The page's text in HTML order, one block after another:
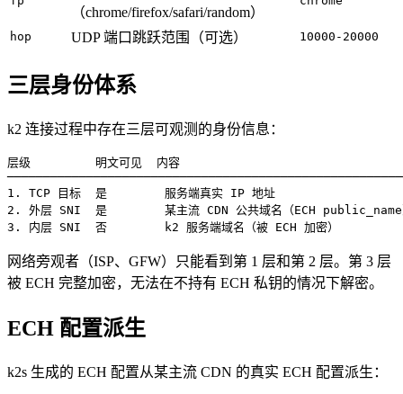
（chrome/firefox/safari/random）
hop UDP 端口跳跃范围（可选） 10000-20000
三层身份体系
k2 连接过程中存在三层可观测的身份信息：
层级         明文可见  内容
1. TCP 目标  是        服务端真实 IP 地址
2. 外层 SNI  是        某主流 CDN 公共域名（ECH public_name
网络旁观者（ISP、GFW）只能看到第 1 层和第 2 层。第 3 层
被 ECH 完整加密，无法在不持有 ECH 私钥的情况下解密。
ECH 配置派生
k2s 生成的 ECH 配置从某主流 CDN 的真实 ECH 配置派生：